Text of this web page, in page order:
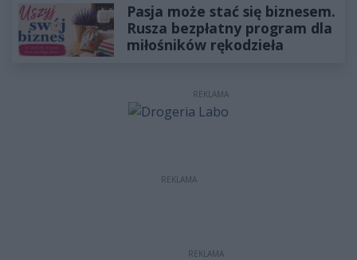
Pasja może stać się biznesem.
Rusza bezpłatny program dla
miłośników rękodzieła
REKLAMA
REKLAMA
REKLAMA